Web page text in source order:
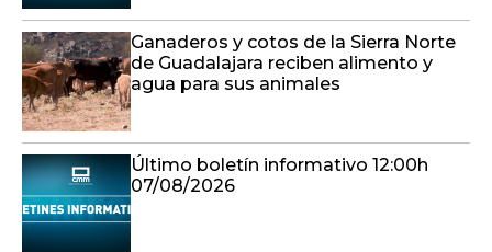
Ganaderos y cotos de la Sierra Norte
de Guadalajara reciben alimento y
agua para sus animales
Último boletín informativo 12:00h
07/08/2026